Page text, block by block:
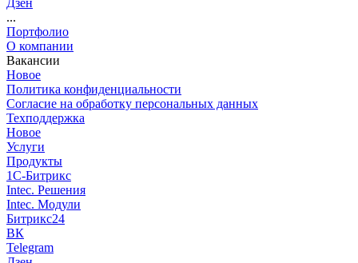
Дзен
...
Портфолио
О компании
Вакансии
Новое
Политика конфиденциальности
Согласие на обработку персональных данных
Техподдержка
Новое
Услуги
Продукты
1С-Битрикс
Intec. Решения
Intec. Модули
Битрикс24
ВК
Telegram